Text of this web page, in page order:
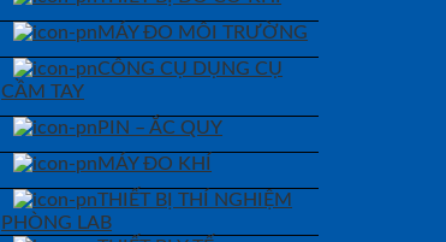
MÁY ĐO MÔI TRƯỜNG
CÔNG CỤ DỤNG CỤ
CẦM TAY
PIN – ẮC QUY
MÁY ĐO KHÍ
THIẾT BỊ THÍ NGHIỆM
PHÒNG LAB